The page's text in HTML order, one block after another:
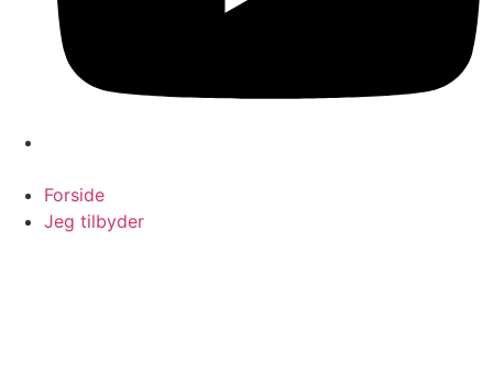
Forside
Jeg tilbyder